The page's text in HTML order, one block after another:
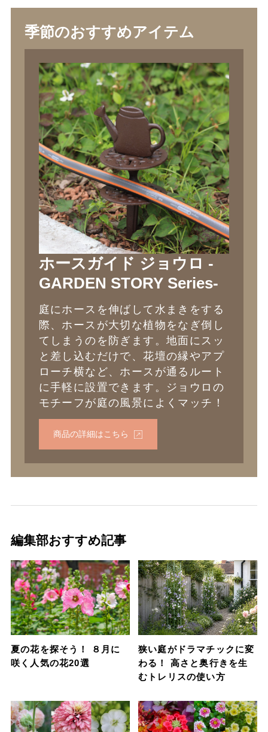
季節のおすすめアイテム
ホースガイド ジョウロ -
GARDEN STORY Series-
庭にホースを伸ばして水まきをする
際、ホースが大切な植物をなぎ倒し
てしまうのを防ぎます。地面にスッ
と差し込むだけで、花壇の縁やアプ
ローチ横など、ホースが通るルート
に手軽に設置できます。ジョウロの
モチーフが庭の風景によくマッチ！
商品の詳細はこちら
編集部おすすめ記事
夏の花を探そう！ ８月に
咲く人気の花20選
狭い庭がドラマチックに変
わる！ 高さと奥行きを生
むトレリスの使い方